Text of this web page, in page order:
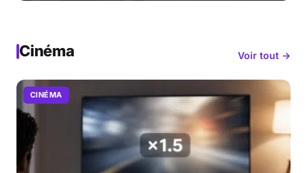
Cinéma Voir tout →
CINÉMA